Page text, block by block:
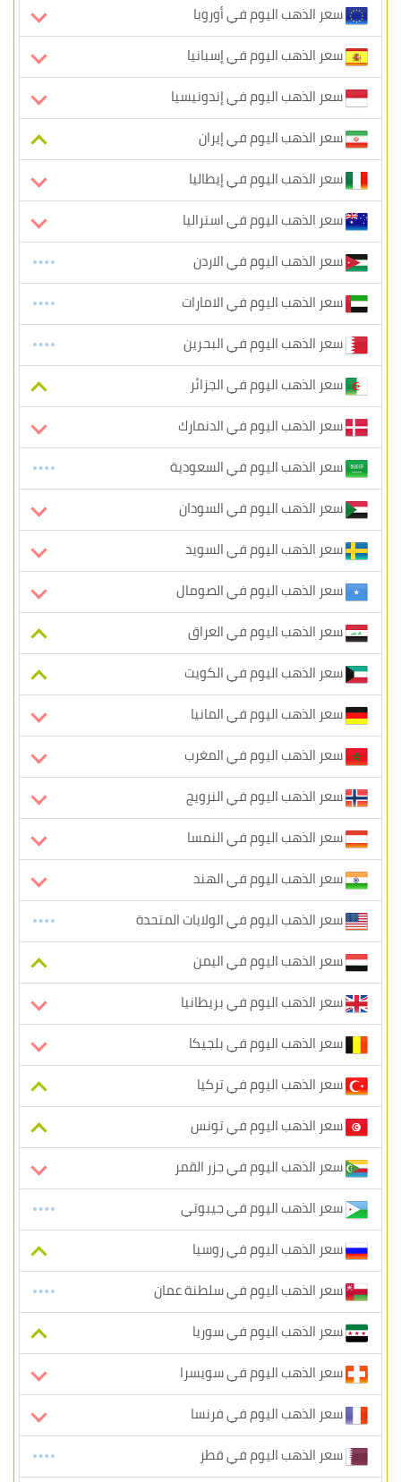
سعر الذهب اليوم في أوروبا
سعر الذهب اليوم في إسبانيا
سعر الذهب اليوم في إندونيسيا
سعر الذهب اليوم في إيران
سعر الذهب اليوم في إيطاليا
سعر الذهب اليوم في استراليا
سعر الذهب اليوم في الاردن
سعر الذهب اليوم في الامارات
سعر الذهب اليوم في البحرين
سعر الذهب اليوم في الجزائر
سعر الذهب اليوم في الدنمارك
سعر الذهب اليوم في السعودية
سعر الذهب اليوم في السودان
سعر الذهب اليوم في السويد
سعر الذهب اليوم في الصومال
سعر الذهب اليوم في العراق
سعر الذهب اليوم في الكويت
سعر الذهب اليوم في المانيا
سعر الذهب اليوم في المغرب
سعر الذهب اليوم في النرويج
سعر الذهب اليوم في النمسا
سعر الذهب اليوم في الهند
سعر الذهب اليوم في الولايات المتحدة
سعر الذهب اليوم في اليمن
سعر الذهب اليوم في بريطانيا
سعر الذهب اليوم في بلجيكا
سعر الذهب اليوم في تركيا
سعر الذهب اليوم في تونس
سعر الذهب اليوم في جزر القمر
سعر الذهب اليوم في جيبوتي
سعر الذهب اليوم في روسيا
سعر الذهب اليوم في سلطنة عمان
سعر الذهب اليوم في سوريا
سعر الذهب اليوم في سويسرا
سعر الذهب اليوم في فرنسا
سعر الذهب اليوم في قطر